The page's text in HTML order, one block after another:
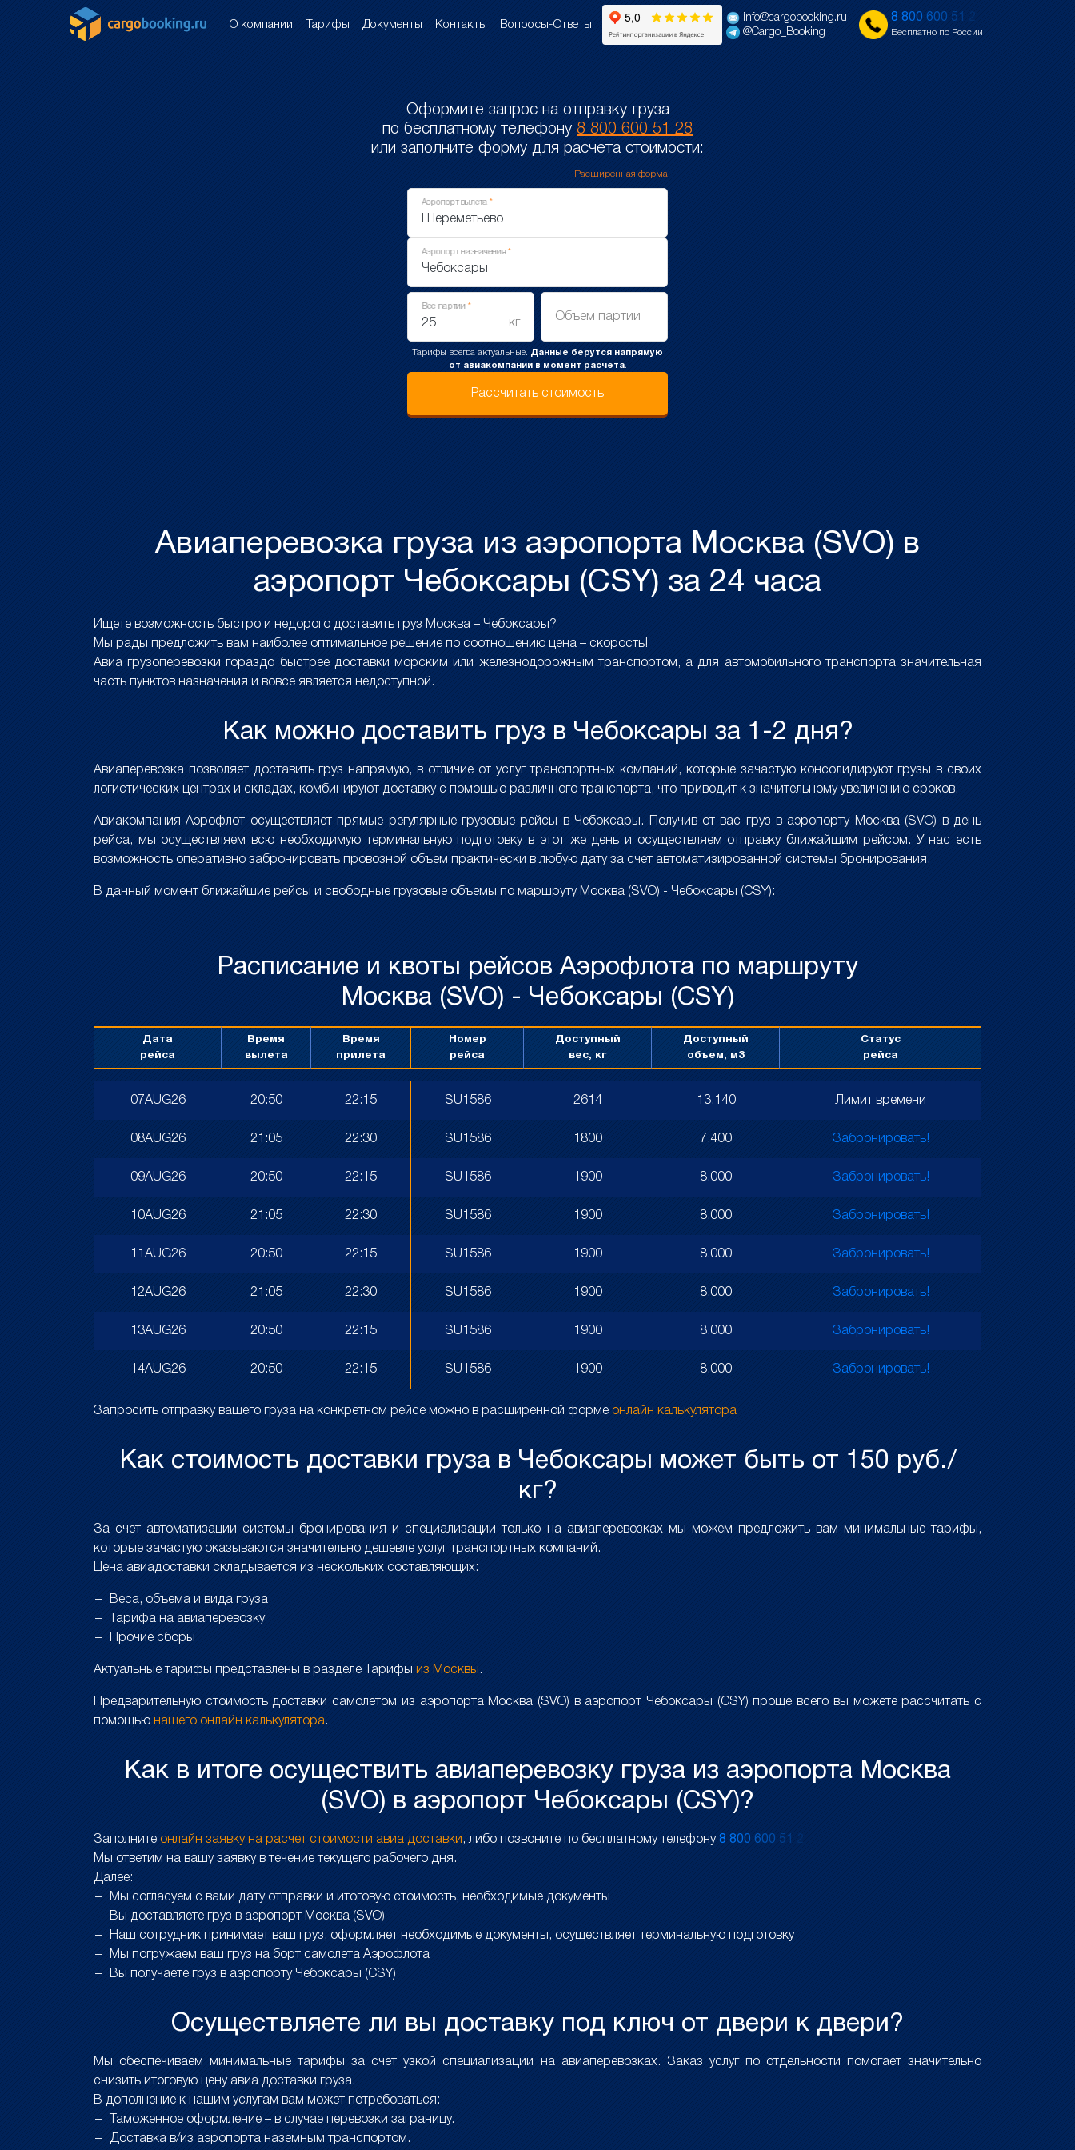
О компании Тарифы Документы Контакты Вопросы-Ответы
info@cargobooking.ru
@Cargo_Booking
8 800 600 5 1 2
Бесплатно по России
Оформите запрос на отправку груза
по бесплатному телефону 8 800 600 51 28
или заполните форму для расчета стоимости:
Расширенная форма
Аэропорт вылета
Аэропорт назначения
Вес партии
кг
Объем партии
Тарифы всегда актуальные. Данные берутся напрямую
от авиакомпании в момент расчета.
Рассчитать стоимость
Авиаперевозка груза из аэропорта Москва (SVO) в
аэропорт Чебоксары (CSY) за 24 часа
Ищете возможность быстро и недорого доставить груз Москва – Чебоксары?
Мы рады предложить вам наиболее оптимальное решение по соотношению цена – скорость!
Авиа грузоперевозки гораздо быстрее доставки морским или железнодорожным транспортом, а для автомобильного транспорта значительная
часть пунктов назначения и вовсе является недоступной.
Как можно доставить груз в Чебоксары за 1-2 дня?
Авиаперевозка позволяет доставить груз напрямую, в отличие от услуг транспортных компаний, которые зачастую консолидируют грузы в своих
логистических центрах и складах, комбинируют доставку с помощью различного транспорта, что приводит к значительному увеличению сроков.
Авиакомпания Аэрофлот осуществляет прямые регулярные грузовые рейсы в Чебоксары. Получив от вас груз в аэропорту Москва (SVO) в день
рейса, мы осуществляем всю необходимую терминальную подготовку в этот же день и осуществляем отправку ближайшим рейсом. У нас есть
возможность оперативно забронировать провозной объем практически в любую дату за счет автоматизированной системы бронирования.
В данный момент ближайшие рейсы и свободные грузовые объемы по маршруту Москва (SVO) - Чебоксары (CSY):
Расписание и квоты рейсов Аэрофлота по маршруту
Москва (SVO) - Чебоксары (CSY)
Дата
рейса
Время
вылета
Время
прилета
Номер
рейса
Доступный
вес, кг
Доступный
объем, м3
Статус
рейса
07AUG26 20:50 22:15 SU1586 2614 13.140 Лимит времени
08AUG26 21:05 22:30 SU1586 1800 7.400 Забронировать!
09AUG26 20:50 22:15 SU1586 1900 8.000 Забронировать!
10AUG26 21:05 22:30 SU1586 1900 8.000 Забронировать!
11AUG26 20:50 22:15 SU1586 1900 8.000 Забронировать!
12AUG26 21:05 22:30 SU1586 1900 8.000 Забронировать!
13AUG26 20:50 22:15 SU1586 1900 8.000 Забронировать!
14AUG26 20:50 22:15 SU1586 1900 8.000 Забронировать!
Запросить отправку вашего груза на конкретном рейсе можно в расширенной форме онлайн калькулятора
Как стоимость доставки груза в Чебоксары может быть от 150 руб./
кг?
За счет автоматизации системы бронирования и специализации только на авиаперевозках мы можем предложить вам минимальные тарифы,
которые зачастую оказываются значительно дешевле услуг транспортных компаний.
Цена авиадоставки складывается из нескольких составляющих:
Веса, объема и вида груза
Тарифа на авиаперевозку
Прочие сборы
Актуальные тарифы представлены в разделе Тарифы из Москвы .
Предварительную стоимость доставки самолетом из аэропорта Москва (SVO) в аэропорт Чебоксары (CSY) проще всего вы можете рассчитать с
помощью нашего онлайн калькулятора.
Как в итоге осуществить авиаперевозку груза из аэропорта Москва
(SVO) в аэропорт Чебоксары (CSY)?
Заполните онлайн заявку на расчет стоимости авиа доставки , либо позвоните по бесплатному телефону 8 800 600 5 1
2
Мы ответим на вашу заявку в течение текущего рабочего дня.
Далее:
Мы согласуем с вами дату отправки и итоговую стоимость, необходимые документы
Вы доставляете груз в аэропорт Москва (SVO)
Наш сотрудник принимает ваш груз, оформляет необходимые документы, осуществляет терминальную подготовку
Мы погружаем ваш груз на борт самолета Аэрофлота
Вы получаете груз в аэропорту Чебоксары (CSY)
Осуществляете ли вы доставку под ключ от двери к двери?
Мы обеспечиваем минимальные тарифы за счет узкой специализации на авиаперевозках. Заказ услуг по отдельности помогает значительно
снизить итоговую цену авиа доставки груза.
В дополнение к нашим услугам вам может потребоваться:
Таможенное оформление – в случае перевозки заграницу.
Доставка в/из аэропорта наземным транспортом.